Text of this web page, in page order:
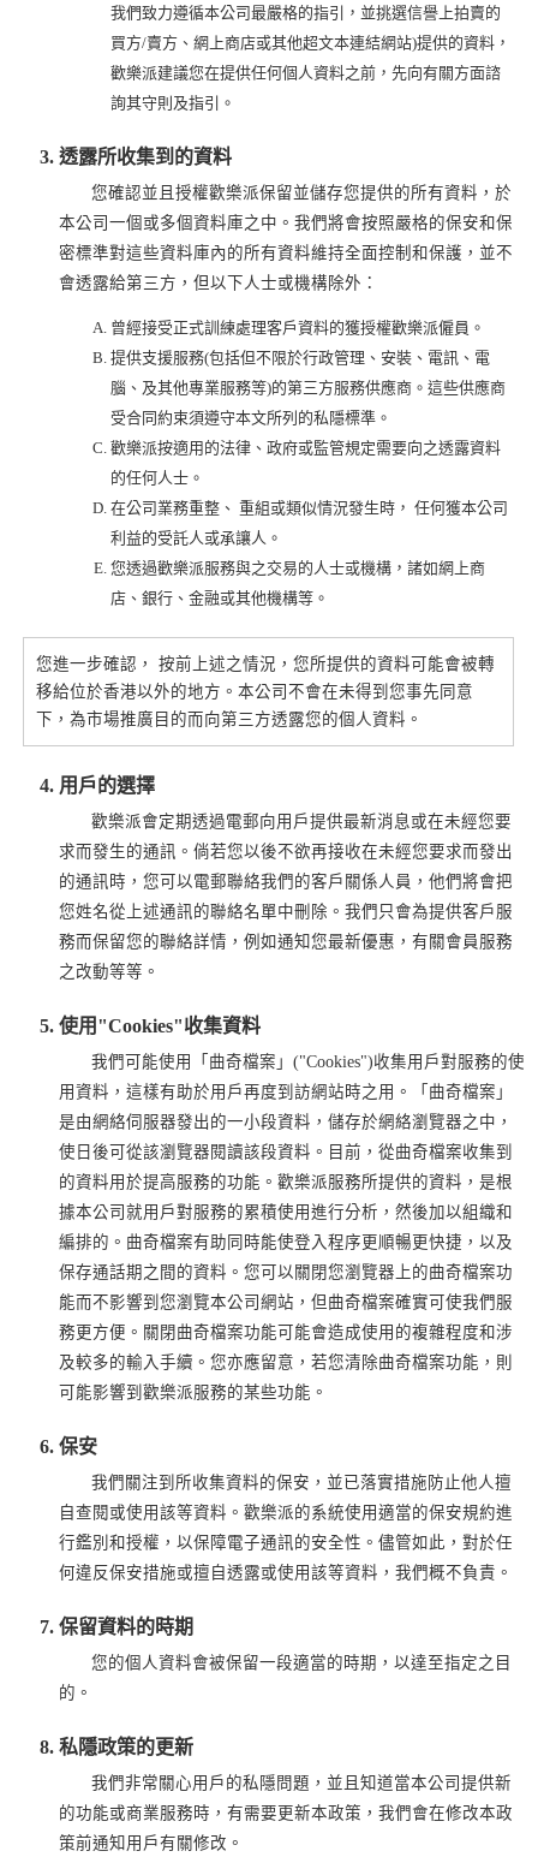
我們致力遵循本公司最嚴格的指引，並挑選信譽上拍賣的
買方/賣方、網上商店或其他超文本連結網站)提供的資料，
歡樂派建議您在提供任何個人資料之前，先向有關方面諮
詢其守則及指引。
透露所收集到的資料
您確認並且授權歡樂派保留並儲存您提供的所有資料，於
本公司一個或多個資料庫之中。我們將會按照嚴格的保安和保
密標準對這些資料庫內的所有資料維持全面控制和保護，並不
會透露給第三方，但以下人士或機構除外：
曾經接受正式訓練處理客戶資料的獲授權歡樂派僱員。
提供支援服務(包括但不限於行政管理、安裝、電訊、電
腦、及其他專業服務等)的第三方服務供應商。這些供應商
受合同約束須遵守本文所列的私隱標準。
歡樂派按適用的法律、政府或監管規定需要向之透露資料
的任何人士。
在公司業務重整、 重組或類似情況發生時， 任何獲本公司
利益的受託人或承讓人。
您透過歡樂派服務與之交易的人士或機構，諸如網上商
店、銀行、金融或其他機構等。
您進一步確認， 按前上述之情況，您所提供的資料可能會被轉
移給位於香港以外的地方。本公司不會在未得到您事先同意
下，為市場推廣目的而向第三方透露您的個人資料。
用戶的選擇
歡樂派會定期透過電郵向用戶提供最新消息或在未經您要
求而發生的通訊。倘若您以後不欲再接收在未經您要求而發出
的通訊時，您可以電郵聯絡我們的客戶關係人員，他們將會把
您姓名從上述通訊的聯絡名單中刪除。我們只會為提供客戶服
務而保留您的聯絡詳情，例如通知您最新優惠，有關會員服務
之改動等等。
使用"Cookies"收集資料
我們可能使用「曲奇檔案」("Cookies")收集用戶對服務的使
用資料，這樣有助於用戶再度到訪網站時之用。「曲奇檔案」
是由網絡伺服器發出的一小段資料，儲存於網絡瀏覽器之中，
使日後可從該瀏覽器閱讀該段資料。目前，從曲奇檔案收集到
的資料用於提高服務的功能。歡樂派服務所提供的資料，是根
據本公司就用戶對服務的累積使用進行分析，然後加以組織和
編排的。曲奇檔案有助同時能使登入程序更順暢更快捷，以及
保存通話期之間的資料。您可以關閉您瀏覽器上的曲奇檔案功
能而不影響到您瀏覽本公司網站，但曲奇檔案確實可使我們服
務更方便。關閉曲奇檔案功能可能會造成使用的複雜程度和涉
及較多的輸入手續。您亦應留意，若您清除曲奇檔案功能，則
可能影響到歡樂派服務的某些功能。
保安
我們關注到所收集資料的保安，並已落實措施防止他人擅
自查閱或使用該等資料。歡樂派的系統使用適當的保安規約進
行鑑別和授權，以保障電子通訊的安全性。儘管如此，對於任
何違反保安措施或擅自透露或使用該等資料，我們概不負責。
保留資料的時期
您的個人資料會被保留一段適當的時期，以達至指定之目
的。
私隱政策的更新
我們非常關心用戶的私隱問題，並且知道當本公司提供新
的功能或商業服務時，有需要更新本政策，我們會在修改本政
策前通知用戶有關修改。